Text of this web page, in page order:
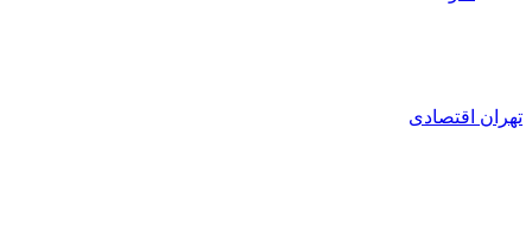
تهران اقتصادی